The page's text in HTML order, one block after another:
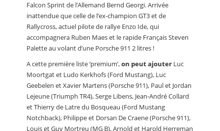
Falcon Sprint de l’Allemand Bernd Georgi. Arrivée
inattendue que celle de l’ex-champion GT3 et de
Rallycross, actuel pilote de rallye Enzo Ide, qui
accompagnera Ruben Maes et le rapide Français Steven
Palette au volant d’une Porsche 911 2 litres !
A cette première liste ‘premium’,on peut ajouter Luc
Moortgat et Ludo Kerkhofs (Ford Mustang), Luc
Geebelen et Xavier Martens (Porsche 911), Paul et Jordan
Lejeune (Triumph TR4), Serge Libens, Jean-André Collard
et Thierry de Latre du Bosqueau (Ford Mustang
Notchback), Philippe et Dorsan De Craene (Porsche 911),
Louis et Guy Mortreu (MG B), Arnold et Harold Herreman